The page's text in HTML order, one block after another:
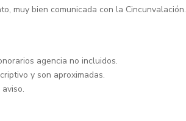
muy bien comunicada con la Cincunvalación.
agencia no incluidos.
y son aproximadas.